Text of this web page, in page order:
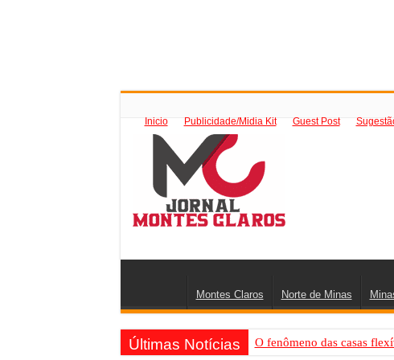
Inicio Publicidade/Midia Kit Guest Post
Montes Claros Norte de Minas
Últimas Notícias O fenômeno das casas